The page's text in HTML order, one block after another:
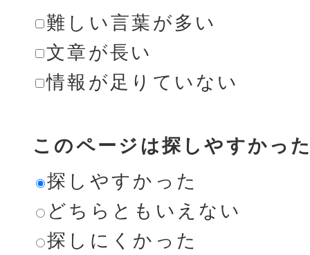
難しい言葉が多い
文章が長い
情報が足りていない
このページは探しやすかっ
探しやすかった
どちらともいえない
探しにくかった